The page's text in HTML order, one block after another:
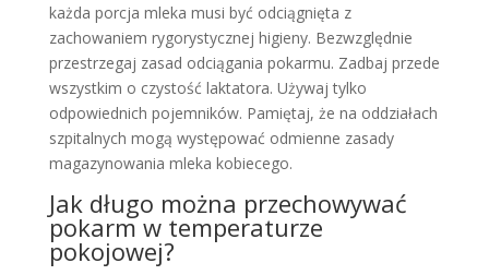
każda porcja mleka musi być odciągnięta z
zachowaniem rygorystycznej higieny. Bezwzględnie
przestrzegaj zasad odciągania pokarmu. Zadbaj przede
wszystkim o czystość laktatora. Używaj tylko
odpowiednich pojemników. Pamiętaj, że na oddziałach
szpitalnych mogą występować odmienne zasady
magazynowania mleka kobiecego.
Jak długo można przechowywać
pokarm w temperaturze
pokojowej?